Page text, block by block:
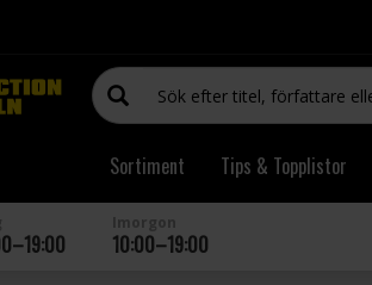
Sortiment Tips & Topplistor
10:00–19:00